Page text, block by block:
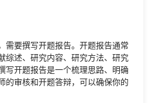
需要撰写开题报告。开题报告通常
综述、研究内容、研究方法、研究
写开题报告是一个梳理思路、明确
的审核和开题答辩，可以确保你的